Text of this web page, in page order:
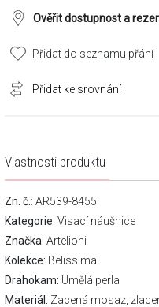
Ověřit dostupnost a
Přidat do seznamu přání
Přidat ke srovnání
Vlastnosti produktu
Zn. č. : AR539-8455
Kategorie: Visací náušnice
Značka: Artelioni
Kolekce: Belissima
Drahokam: Umělá perla
Materiál: Zacená mosaz,